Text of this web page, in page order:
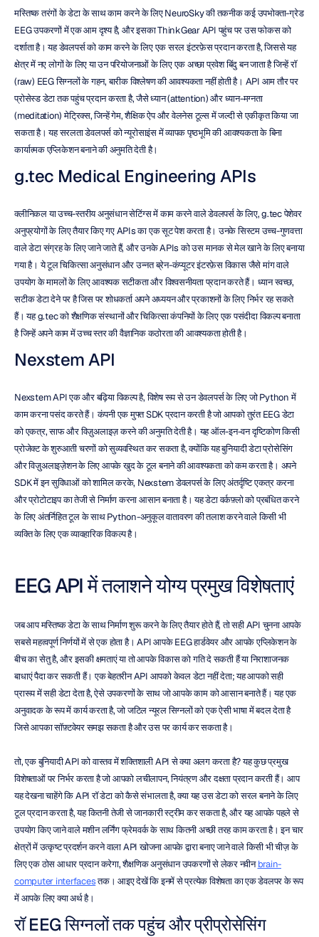
मस्तिष्क तरंगों के डेटा के साथ काम करने के लिए NeuroSky की तकनीक कई उपभोक्ता-ग्रेड
EEG उपकरणों में एक आम दृश्य है, और इसका ThinkGear API पहुंच पर उस फोकस को
दर्शाता है। यह डेवलपर्स को काम करने के लिए एक सरल इंटरफ़ेस प्रदान करता है, जिससे यह
क्षेत्र में नए लोगों के लिए या उन परियोजनाओं के लिए एक अच्छा प्रवेश बिंदु बन जाता है जिन्हें रॉ
(raw) EEG सिग्नलों के गहन, बारीक विश्लेषण की आवश्यकता नहीं होती है। API आम तौर पर
प्रोसेस्ड डेटा तक पहुंच प्रदान करता है, जैसे ध्यान (attention) और ध्यान-मग्नता
(meditation) मेट्रिक्स, जिन्हें गेम, शैक्षिक ऐप और वेलनेस टूल्स में जल्दी से एकीकृत किया जा
सकता है। यह सरलता डेवलपर्स को न्यूरोसाइंस में व्यापक पृष्ठभूमि की आवश्यकता के बिना
कार्यात्मक एप्लिकेशन बनाने की अनुमति देती है।
g.tec Medical Engineering APIs
क्लीनिकल या उच्च-स्तरीय अनुसंधान सेटिंग्स में काम करने वाले डेवलपर्स के लिए, g.tec पेशेवर
अनुप्रयोगों के लिए तैयार किए गए APIs का एक सूट पेश करता है। उनके सिस्टम उच्च-गुणवत्ता
वाले डेटा संग्रह के लिए जाने जाते हैं, और उनके APIs को उस मानक से मेल खाने के लिए बनाया
गया है। ये टूल चिकित्सा अनुसंधान और उन्नत ब्रेन-कंप्यूटर इंटरफ़ेस विकास जैसे मांग वाले
उपयोग के मामलों के लिए आवश्यक सटीकता और विश्वसनीयता प्रदान करते हैं। ध्यान स्वच्छ,
सटीक डेटा देने पर है जिस पर शोधकर्ता अपने अध्ययन और प्रकाशनों के लिए निर्भर रह सकते
हैं। यह g.tec को शैक्षणिक संस्थानों और चिकित्सा कंपनियों के लिए एक पसंदीदा विकल्प बनाता
है जिन्हें अपने काम में उच्च स्तर की वैज्ञानिक कठोरता की आवश्यकता होती है।
Nexstem API
Nexstem API एक और बढ़िया विकल्प है, विशेष रूप से उन डेवलपर्स के लिए जो Python में
काम करना पसंद करते हैं। कंपनी एक मुफ्त SDK प्रदान करती है जो आपको तुरंत EEG डेटा
को एकत्र, साफ और विज़ुअलाइज़ करने की अनुमति देती है। यह ऑल-इन-वन दृष्टिकोण किसी
प्रोजेक्ट के शुरुआती चरणों को सुव्यवस्थित कर सकता है, क्योंकि यह बुनियादी डेटा प्रोसेसिंग
और विज़ुअलाइज़ेशन के लिए आपके खुद के टूल बनाने की आवश्यकता को कम करता है। अपने
SDK में इन सुविधाओं को शामिल करके, Nexstem डेवलपर्स के लिए अंतर्दृष्टि एकत्र करना
और प्रोटोटाइप का तेजी से निर्माण करना आसान बनाता है। यह डेटा वर्कफ़्लो को प्रबंधित करने
के लिए अंतर्निहित टूल के साथ Python-अनुकूल वातावरण की तलाश करने वाले किसी भी
व्यक्ति के लिए एक व्यावहारिक विकल्प है।
EEG API में तलाशने योग्य प्रमुख विशेषताएं
जब आप मस्तिष्क डेटा के साथ निर्माण शुरू करने के लिए तैयार होते हैं, तो सही API चुनना आपके
सबसे महत्वपूर्ण निर्णयों में से एक होता है। API आपके EEG हार्डवेयर और आपके एप्लिकेशन के
बीच का सेतु है, और इसकी क्षमताएं या तो आपके विकास को गति दे सकती हैं या निराशाजनक
बाधाएं पैदा कर सकती हैं। एक बेहतरीन API आपको केवल डेटा नहीं देता; यह आपको सही
प्रारूप में सही डेटा देता है, ऐसे उपकरणों के साथ जो आपके काम को आसान बनाते हैं। यह एक
अनुवादक के रूप में कार्य करता है, जो जटिल न्यूरल सिग्नलों को एक ऐसी भाषा में बदल देता है
जिसे आपका सॉफ़्टवेयर समझ सकता है और उस पर कार्य कर सकता है।
तो, एक बुनियादी API को वास्तव में शक्तिशाली API से क्या अलग करता है? यह कुछ प्रमुख
विशेषताओं पर निर्भर करता है जो आपको लचीलापन, नियंत्रण और दक्षता प्रदान करती हैं। आप
यह देखना चाहेंगे कि API रॉ डेटा को कैसे संभालता है, क्या यह उस डेटा को सरल बनाने के लिए
टूल प्रदान करता है, यह कितनी तेजी से जानकारी स्ट्रीम कर सकता है, और यह आपके पहले से
उपयोग किए जाने वाले मशीन लर्निंग फ्रेमवर्क के साथ कितनी अच्छी तरह काम करता है। इन चार
क्षेत्रों में उत्कृष्ट प्रदर्शन करने वाला API खोजना आपके द्वारा बनाए जाने वाले किसी भी चीज़ के
लिए एक ठोस आधार प्रदान करेगा, शैक्षणिक अनुसंधान उपकरणों से लेकर नवीन brain-
computer interfaces तक। आइए देखें कि इनमें से प्रत्येक विशेषता का एक डेवलपर के रूप
में आपके लिए क्या अर्थ है।
रॉ EEG सिग्नलों तक पहुंच और प्रीप्रोसेसिंग